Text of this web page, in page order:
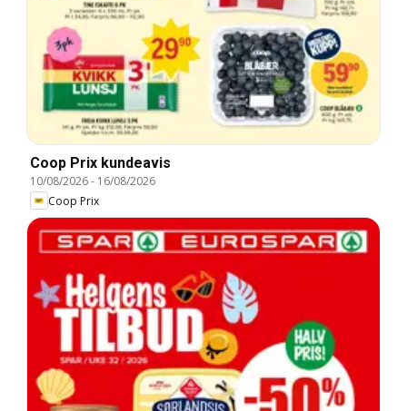
Coop Prix kundeavis
10/08/2026- 16/08/2026
Coop Prix